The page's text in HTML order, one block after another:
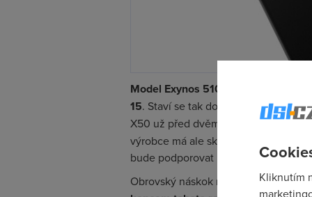
Model Exynos 5100
15. Staví se tak do role konkurenta
X50 už před dvěma lety, kdy ale bylo
výrobce má ale skutečnou
bude podporovat 5G taktéž.
Obrovský náskok má ale Samsung
Kliknutím